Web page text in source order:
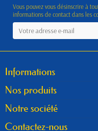
Vous pouvez vous désinscrire à
informations de contact dans les
Informations
Nos produits
Notre société
Contactez-nous